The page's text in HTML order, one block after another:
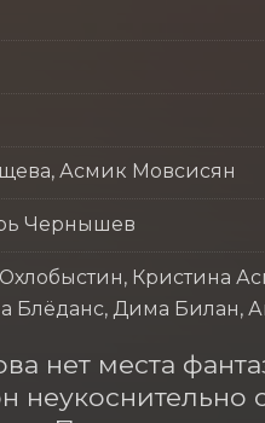
Асмик Мовсисян
Чернышев
Кристина
Блёданс, Дима Билан,
нет места